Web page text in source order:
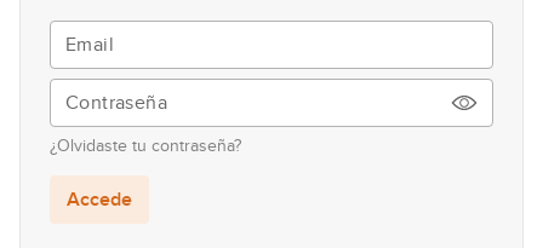
11
Uso de la escala menor melódica
¿Olvidaste tu contraseña?
Accede